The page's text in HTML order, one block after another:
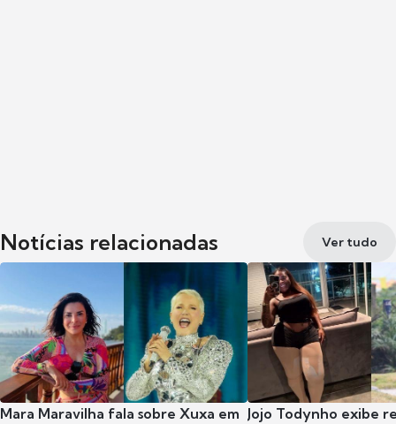
Notícias relacionadas Ver tudo
Mara Maravilha fala sobre Xuxa em Jojo Todynho exibe